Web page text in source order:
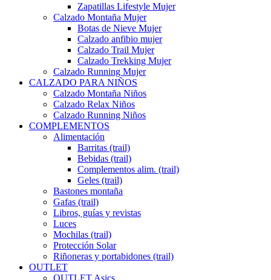
Zapatillas Lifestyle Mujer
Calzado Montaña Mujer
Botas de Nieve Mujer
Calzado anfibio mujer
Calzado Trail Mujer
Calzado Trekking Mujer
Calzado Running Mujer
CALZADO PARA NIÑOS
Calzado Montaña Niños
Calzado Relax Niños
Calzado Running Niños
COMPLEMENTOS
Alimentación
Barritas (trail)
Bebidas (trail)
Complementos alim. (trail)
Geles (trail)
Bastones montaña
Gafas (trail)
Libros, guías y revistas
Luces
Mochilas (trail)
Protección Solar
Riñoneras y portabidones (trail)
OUTLET
OUTLET Asics